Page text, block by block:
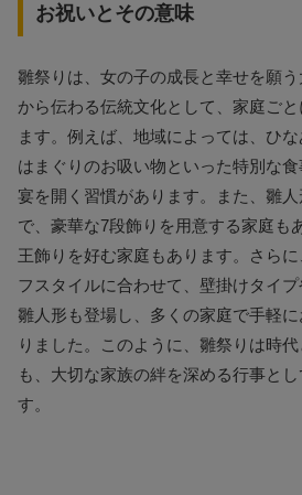
お祝いとその意味
雛祭りは、女の子の成長と幸せを願
から伝わる伝統文化として、家庭ご
ます。例えば、地域によっては、ひな
はまぐりのお吸い物といった特別な
宴を開く習慣があります。また、雛
で、豪華な7段飾りを用意する家庭も
王飾りを好む家庭もあります。さら
フスタイルに合わせて、壁掛けタイ
雛人形も登場し、多くの家庭で手軽
りました。このように、雛祭りは時
も、大切な家族の絆を深める行事と
す。